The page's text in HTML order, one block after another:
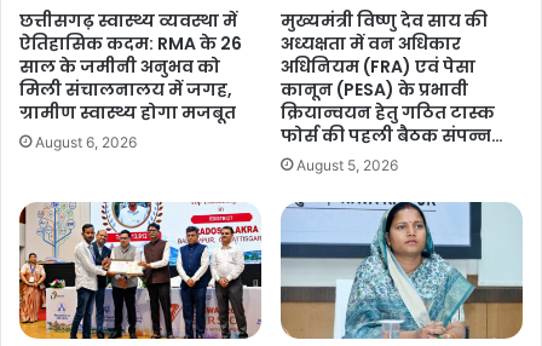
छत्तीसगढ़ स्वास्थ्य व्यवस्था में
ऐतिहासिक कदम: RMA के 26
साल के जमीनी अनुभव को
मिली संचालनालय में जगह,
ग्रामीण स्वास्थ्य होगा मजबूत
August 6, 2026
मुख्यमंत्री विष्णु देव साय की
अध्यक्षता में वन अधिकार
अधिनियम (FRA) एवं पेसा
कानून (PESA) के प्रभावी
क्रियान्वयन हेतु गठित टास्क
फोर्स की पहली बैठक संपन्न…
August 5, 2026